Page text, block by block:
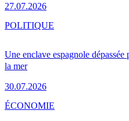
27.07.2026
Une enclave espagnole
la mer
30.07.2026
POLITIQUE
ÉCONOMIE